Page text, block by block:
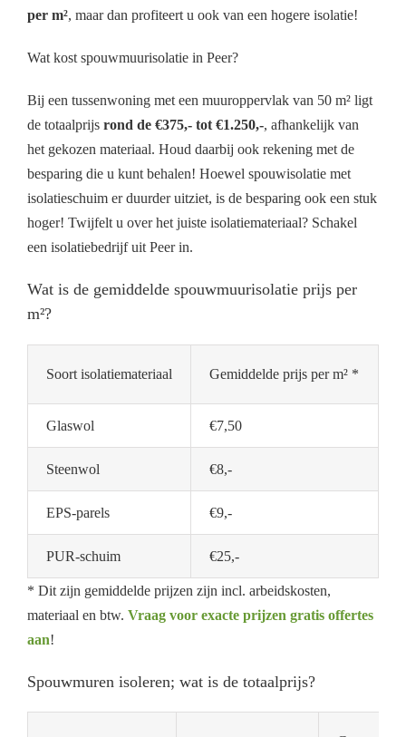
per m², maar dan profiteert u ook van een hogere isolatie!
Wat kost spouwmuurisolatie in Peer?
Bij een tussenwoning met een muuroppervlak van 50 m² ligt
de totaalprijs rond de €375,- tot €1.250,-, afhankelijk van
het gekozen materiaal. Houd daarbij ook rekening met de
besparing die u kunt behalen! Hoewel spouwisolatie met
isolatieschuim er duurder uitziet, is de besparing ook een stuk
hoger! Twijfelt u over het juiste isolatiemateriaal? Schakel
een isolatiebedrijf uit Peer in.
Wat is de gemiddelde spouwmuurisolatie prijs per
m²?
Soort isolatiemateriaal Gemiddelde prijs per m² *
Glaswol €7,50
Steenwol €8,-
EPS-parels €9,-
PUR-schuim €25,-
* Dit zijn gemiddelde prijzen zijn incl. arbeidskosten,
materiaal en btw. Vraag voor exacte prijzen gratis offertes
aan!
Spouwmuren isoleren; wat is de totaalprijs?